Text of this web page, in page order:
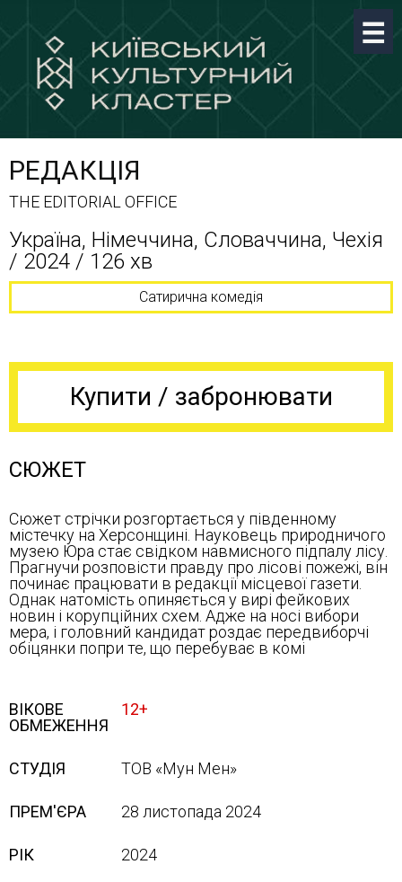
РЕДАКЦІЯ
THE EDITORIAL OFFICE
Україна, Німеччина, Словаччина, Чехія
/ 2024 / 126 хв
Сатирична комедія
Купити / забронювати
СЮЖЕТ
Сюжет стрічки розгортається у південному
містечку на Херсонщині. Науковець природничого
музею Юра стає свідком навмисного підпалу лісу.
Прагнучи розповісти правду про лісові пожежі, він
починає працювати в редакції місцевої газети.
Однак натомість опиняється у вирі фейкових
новин і корупційних схем. Адже на носі вибори
мера, і головний кандидат роздає передвиборчі
обіцянки попри те, що перебуває в комі
ВІКОВЕ
ОБМЕЖЕННЯ
12+
СТУДІЯ ТОВ «Мун Мен»
ПРЕМ'ЄРА 28 листопада 2024
РІК 2024